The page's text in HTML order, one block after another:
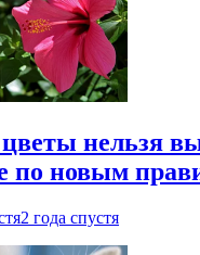
нельзя
по новым
2 года спустя